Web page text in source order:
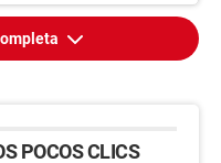
POCOS CLICS